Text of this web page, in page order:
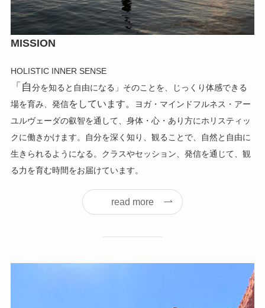
MISSION
HOLISTIC INNER SENSE
「自分を知ると自由になる」そのこと を、じっくり体感できる
場を育み、発信をしています。 ヨガ・マインドフルネス・アー
ユルヴェーダの叡智を通して、身体・心・あり方にホリスティッ
クに働きかけます。
自分を深く知り、観ることで、自然と自由に
生きられるようになる。 クラスやセッション、発信を通じて、観
る力を育む時間をお届けています。
read more